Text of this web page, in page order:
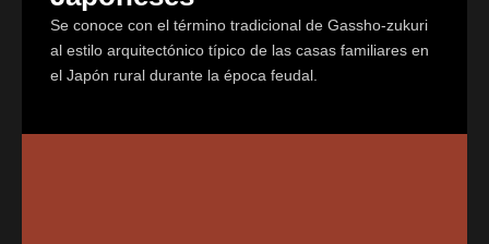
Se conoce con el término tradicional de Gassho-zukuri
al estilo arquitectónico típico de las casas familiares en
el Japón rural durante la época feudal.